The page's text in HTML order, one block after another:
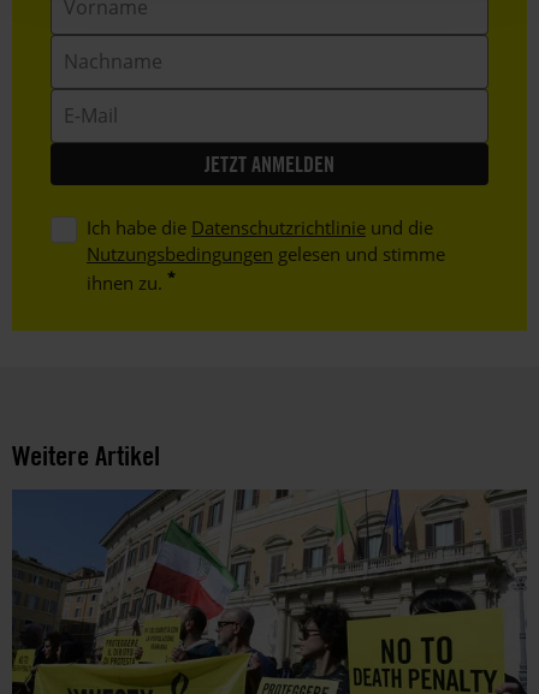
Mail
Ich habe die Datenschutzrichtlinie und die
Nutzungsbedingungen gelesen und stimme
ihnen zu.
Weitere Artikel